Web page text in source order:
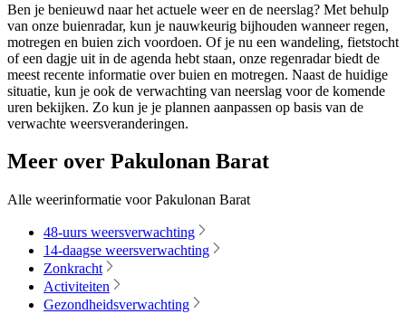
Ben je benieuwd naar het actuele weer en de neerslag? Met behulp
van onze buienradar, kun je nauwkeurig bijhouden wanneer regen,
motregen en buien zich voordoen. Of je nu een wandeling, fietstocht
of een dagje uit in de agenda hebt staan, onze regenradar biedt de
meest recente informatie over buien en motregen. Naast de huidige
situatie, kun je ook de verwachting van neerslag voor de komende
uren bekijken. Zo kun je je plannen aanpassen op basis van de
verwachte weersveranderingen.
Meer over Pakulonan Barat
Alle weerinformatie voor Pakulonan Barat
48-uurs weersverwachting
14-daagse weersverwachting
Zonkracht
Activiteiten
Gezondheidsverwachting